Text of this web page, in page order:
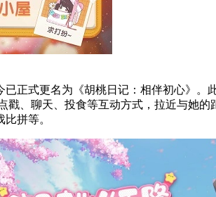
正式更名为《胡桃日记：相伴初心》。
戳、聊天、投食等互动方式，拉近与她
比拼等。